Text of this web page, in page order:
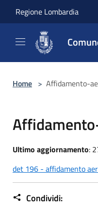
Regione Lombardia
Home > Affidamento-
Ultimo aggiornamento:
det 196 - affidamento
Condividi: